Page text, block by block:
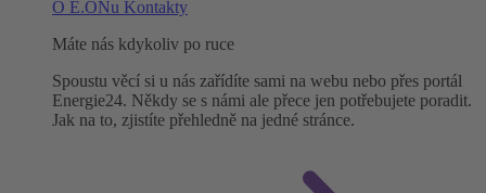
O E.ONu Kontakty
Máte nás kdykoliv po ruce
Spoustu věcí si u nás zařídíte sami na webu nebo přes portál
Energie24. Někdy se s námi ale přece jen potřebujete poradit.
Jak na to, zjistíte přehledně na jedné stránce.